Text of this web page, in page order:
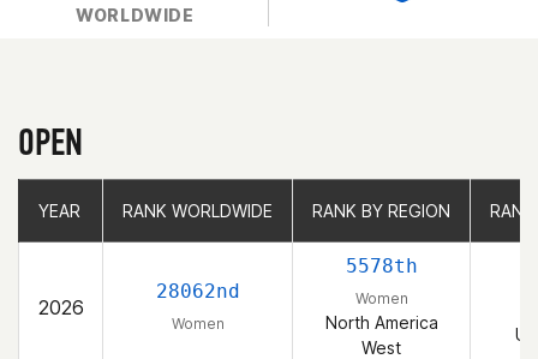
WORLDWIDE
OPEN
YEAR RANK WORLDWIDE RANK BY REGION
2026
28062nd
Women
5578th
Women
North America
West
YEAR RANK WORLDWIDE RANK BY REGION